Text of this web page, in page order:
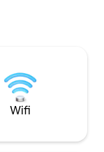
basket) och en
rutschkanor,
Wifi